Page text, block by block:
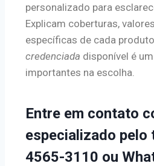
personalizado para
Explicam coberturas,
específicas de cada
credenciada disponível é
importantes na escolha.
Entre em contato
especializado pelo
4565-3110 ou